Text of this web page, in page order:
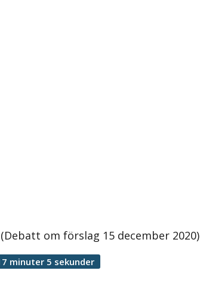
om förslag 15 december 2020)
minuter 5 sekunder